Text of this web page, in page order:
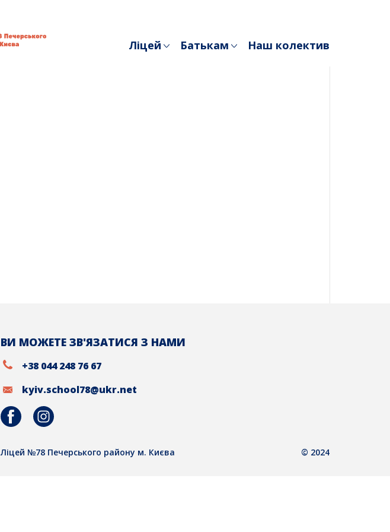
Ліцей Батькам Наш колектив
ВИ МОЖЕТЕ ЗВ'ЯЗАТИСЯ З НАМИ
+38 044 248 76 67
kyiv.school78@ukr.net
Ліцей №78 Печерського району м. Києва © 2024